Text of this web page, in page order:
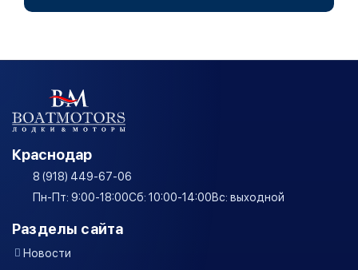
Краснодар
8 (918) 449-67-06
Пн-Пт: 9:00-18:00Сб: 10:00-14:00Вс: выходной
Разделы сайта
Новости